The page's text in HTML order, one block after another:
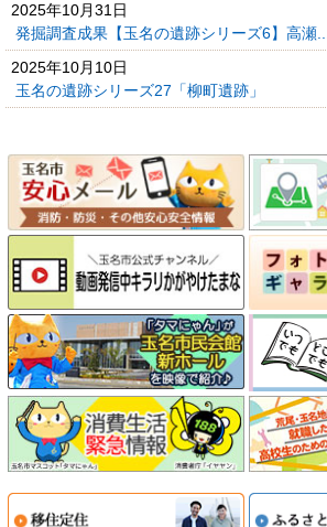
2025年10月31日
発掘調査成果【玉名の遺跡シリーズ6】高瀬...
2025年10月10日
玉名の遺跡シリーズ27「柳町遺跡」